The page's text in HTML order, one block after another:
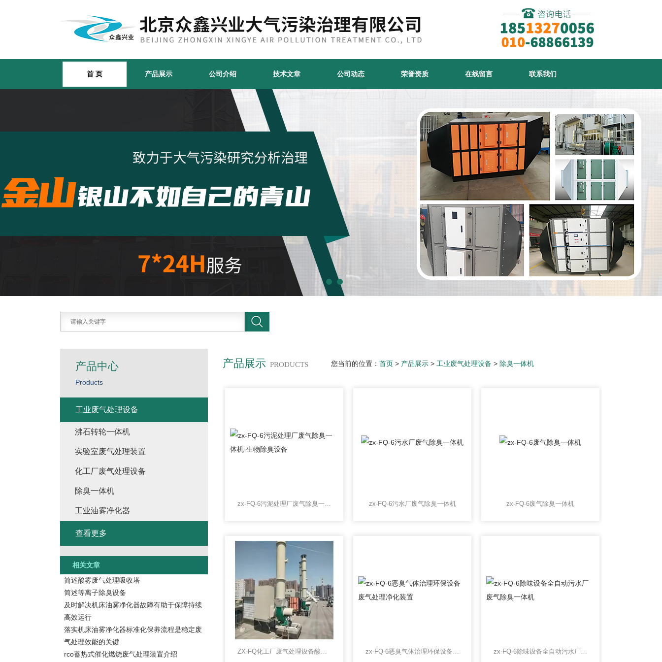
首 页 产品展示 公司介绍 技术文章 公司动态 荣誉资质 在线留言 联系我们
产品展示 PRODUCTS 您当前的位置： 首页 > 产品展示 > 工业废气处理设备 > 除臭一体机
zx-FQ-6污泥处理厂废气除臭一体机-生物除臭设备 zx-FQ-6污水厂废气除臭一体机 zx-FQ-6废气除臭一体机
ZX-FQ化工厂废气处理设备酸碱废气治理除臭一体机 zx-FQ-6恶臭气体治理环保设备废气处理净化装置 zx-FQ-6除味设备全自动污水厂废气除臭一体机
产品中心
Products
工业废气处理设备
沸石转轮一体机
实验室废气处理装置
化工厂废气处理设备
除臭一体机
工业油雾净化器
查看更多
相关文章
简述酸雾废气处理吸收塔
简述等离子除臭设备
及时解决机床油雾净化器故障有助于保障持续
高效运行
落实机床油雾净化器标准化保养流程是稳定废
气处理效能的关键
rco蓄热式催化燃烧废气处理装置介绍